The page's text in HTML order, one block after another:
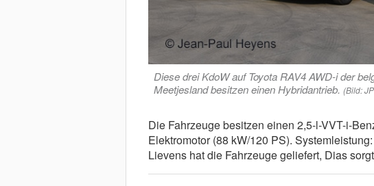
Diese drei KdoW auf Toyota RAV4 AWD-i der
Meetjesland besitzen einen Hybridantrieb. (Bild:
Die Fahrzeuge besitzen einen 2,5-l-VVT-i-
Elektromotor (88 kW/120 PS).
Lievens hat die Fahrzeuge geliefert, Dias